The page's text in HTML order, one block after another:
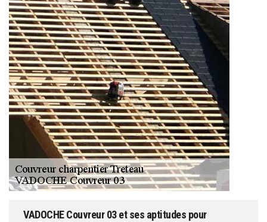
VADOCHE Couvreur 03 et ses aptitudes pour